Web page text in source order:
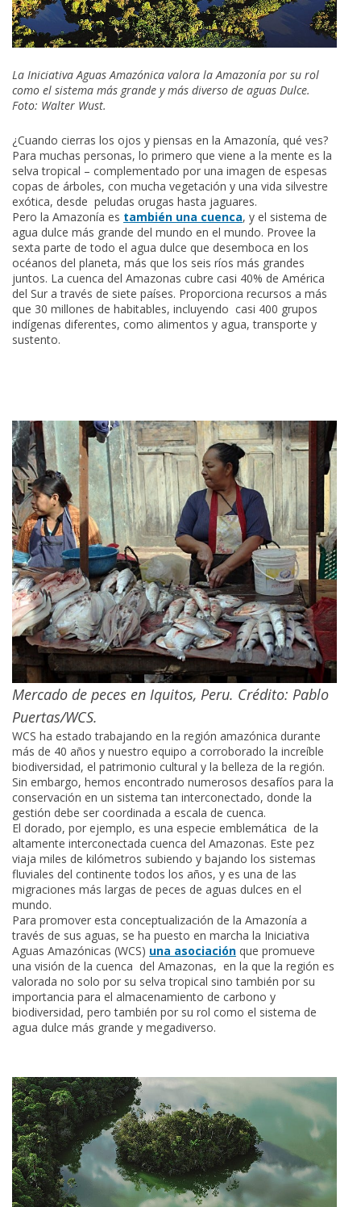
La Iniciativa Aguas Amazónica valora la Amazonía por su rol
como el sistema más grande y más diverso de aguas Dulce.
Foto: Walter Wust.
¿Cuando cierras los ojos y piensas en la Amazonía, qué ves?
Para muchas personas, lo primero que viene a la mente es la
selva tropical – complementado por una imagen de espesas
copas de árboles, con mucha vegetación y una vida silvestre
exótica, desde peludas orugas hasta jaguares.
Pero la Amazonía es también una cuenca, y el sistema de
agua dulce más grande del mundo en el mundo. Provee la
sexta parte de todo el agua dulce que desemboca en los
océanos del planeta, más que los seis ríos más grandes
juntos. La cuenca del Amazonas cubre casi 40% de América
del Sur a través de siete países. Proporciona recursos a más
que 30 millones de habitables, incluyendo casi 400 grupos
indígenas diferentes, como alimentos y agua, transporte y
sustento.
Mercado de peces en Iquitos, Peru. Crédito: Pablo
Puertas/WCS.
WCS ha estado trabajando en la región amazónica durante
más de 40 años y nuestro equipo a corroborado la increíble
biodiversidad, el patrimonio cultural y la belleza de la región.
Sin embargo, hemos encontrado numerosos desafíos para la
conservación en un sistema tan interconectado, donde la
gestión debe ser coordinada a escala de cuenca.
El dorado, por ejemplo, es una especie emblemática de la
altamente interconectada cuenca del Amazonas. Este pez
viaja miles de kilómetros subiendo y bajando los sistemas
fluviales del continente todos los años, y es una de las
migraciones más largas de peces de aguas dulces en el
mundo.
Para promover esta conceptualización de la Amazonía a
través de sus aguas, se ha puesto en marcha la Iniciativa
Aguas Amazónicas (WCS) una asociación que promueve
una visión de la cuenca del Amazonas, en la que la región es
valorada no solo por su selva tropical sino también por su
importancia para el almacenamiento de carbono y
biodiversidad, pero también por su rol como el sistema de
agua dulce más grande y megadiverso.